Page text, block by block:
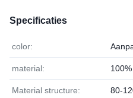
Specificaties
color:
material:
Material structure: 80-